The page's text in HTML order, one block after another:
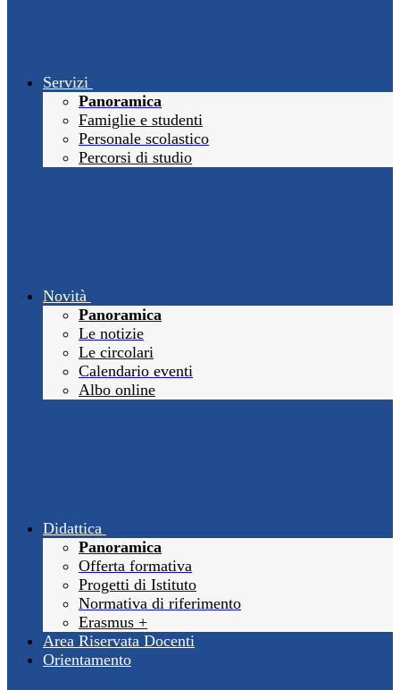
Servizi
Panoramica
Famiglie e studenti
Personale scolastico
Percorsi di studio
Novità
Panoramica
Le notizie
Le circolari
Calendario eventi
Albo online
Didattica
Panoramica
Offerta formativa
Progetti di Istituto
Normativa di riferimento
Erasmus +
Area Riservata Docenti
Orientamento